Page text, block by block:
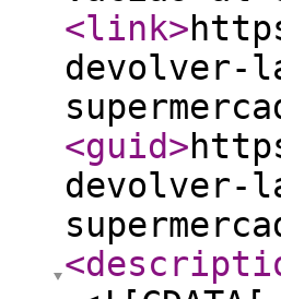
<link>
devolver-
<guid>
devolver-